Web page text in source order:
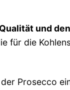
Qualität und
für die
Prosecco